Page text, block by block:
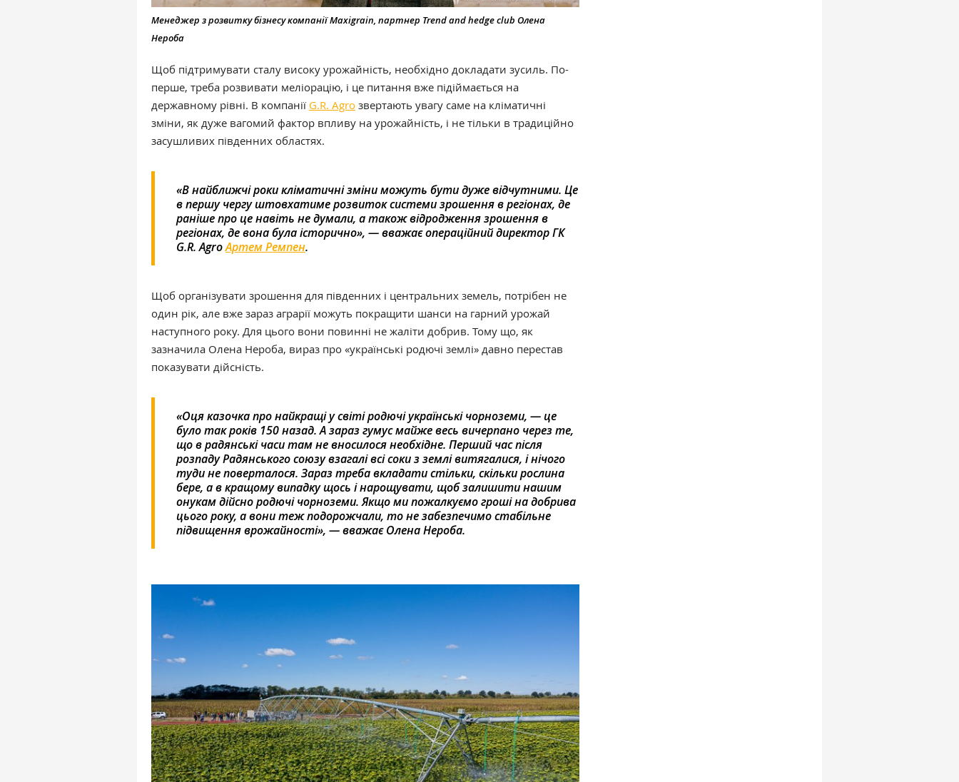
Менеджер з розвитку бізнесу компанії Maxigrain, партнер Trend and hedge club Олена
Нероба
Щоб підтримувати сталу високу урожайність, необхідно докладати зусиль. По-
перше, треба розвивати меліорацію, і це питання вже підіймається на
державному рівні. В компанії G.R. Agro звертають увагу саме на кліматичні
зміни, як дуже вагомий фактор впливу на урожайність, і не тільки в традиційно
засушливих південних областях.
«В найближчі роки кліматичні зміни можуть бути дуже відчутними. Це
в першу чергу штовхатиме розвиток системи зрошення в регіонах, де
раніше про це навіть не думали, а також відродження зрошення в
регіонах, де вона була історично», — вважає операційний директор ГК
G.R. AgroАртем Ремпен.
Щоб організувати зрошення для південних і центральних земель, потрібен не
один рік, але вже зараз аграрії можуть покращити шанси на гарний урожай
наступного року. Для цього вони повинні не жаліти добрив. Тому що, як
зазначила Олена Нероба, вираз про «українські родючі землі» давно перестав
показувати дійсність.
«Оця казочка про найкращі у світі родючі українські чорноземи, — це
було так років 150 назад. А зараз гумус майже весь вичерпано через те,
що в радянські часи там не вносилося необхідне. Перший час після
розпаду Радянського союзу взагалі всі соки з землі витягалися, і нічого
туди не поверталося. Зараз треба вкладати стільки, скільки рослина
бере, а в кращому випадку щось і нарощувати, щоб залишити нашим
онукам дійсно родючі чорноземи. Якщо ми пожалкуємо гроші на добрива
цього року, а вони теж подорожчали, то не забезпечимо стабільне
підвищення врожайності», — вважає Олена Нероба.